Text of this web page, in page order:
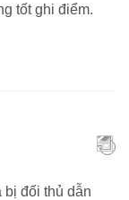
tốt ghi điểm.
đối thủ dẫn